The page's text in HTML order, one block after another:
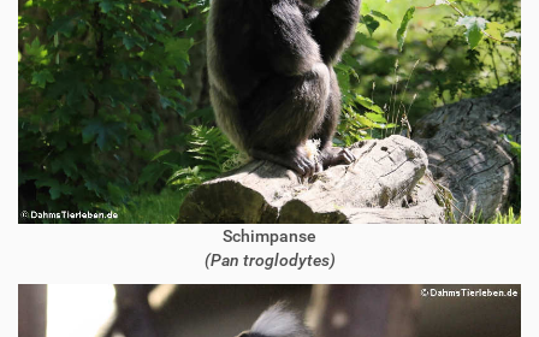
Schimpanse
(Pan troglodytes)